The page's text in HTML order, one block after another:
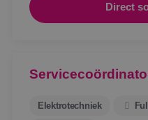
Direct
Elektrotechniek